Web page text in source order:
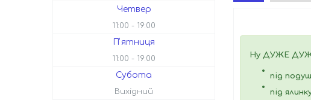
Ну ДУЖЕ
під
під
Четвер
11:00 19:00
Пʼятниця
11:00 19:00
Субота
Вихідний